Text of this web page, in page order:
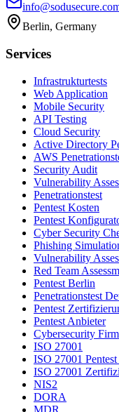
Berlin, Germany
Services
Infrastrukturtests
Web Application
Mobile Security
API Testing
Cloud Security
Active Directory
AWS
Security Audit
Vulnerability
Penetrationstest
Pentest Kosten
Pentest
Cyber Security
Phishing
Vulnerability
Red Team
Pentest Berlin
Penetrationstest
Pentest
Pentest Anbieter
Cybersecurity
ISO 27001
ISO 27001
ISO 27001
NIS2
DORA
MDR